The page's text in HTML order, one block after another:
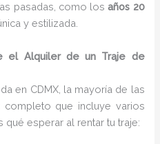
pasadas, como losaños 20
y estilizada.
el Alquiler de un Traje de
en CDMX, la mayoría de las
completo que incluye varios
esperar al rentar tu traje: